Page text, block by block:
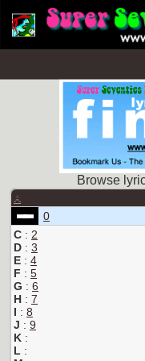
Browse
A
0
C : 2
D : 3
E : 4
F : 5
G : 6
H : 7
I : 8
J : 9
K :
L :